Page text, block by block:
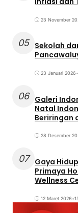
23 November
05 Sekolah
23 Januari 2026•
06 Galeri
Natal
Beriringan
28 Desember
07
Gaya
Primaya
Wellness
12 Maret 2026•